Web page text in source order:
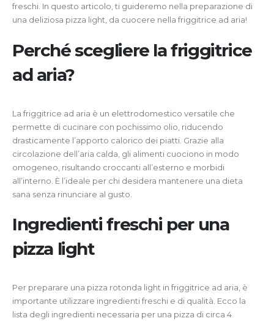
freschi. In questo articolo, ti guideremo nella preparazione di
una deliziosa pizza light, da cuocere nella friggitrice ad aria!
Perché scegliere la friggitrice
ad aria?
La friggitrice ad aria è un elettrodomestico versatile che
permette di cucinare con pochissimo olio, riducendo
drasticamente l’apporto calorico dei piatti. Grazie alla
circolazione dell’aria calda, gli alimenti cuociono in modo
omogeneo, risultando croccanti all’esterno e morbidi
all’interno. È l’ideale per chi desidera mantenere una dieta
sana senza rinunciare al gusto.
Ingredienti freschi per una
pizza light
Per preparare una pizza rotonda light in friggitrice ad aria, è
importante utilizzare ingredienti freschi e di qualità. Ecco la
lista degli ingredienti necessaria per una pizza di circa 4